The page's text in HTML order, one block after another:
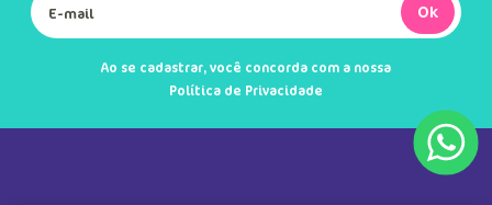
Ok
Ao se cadastrar, você concorda com a nossa
Política de Privacidade